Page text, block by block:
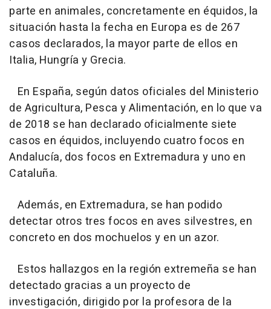
parte en animales, concretamente en équidos, la
situación hasta la fecha en Europa es de 267
casos declarados, la mayor parte de ellos en
Italia, Hungría y Grecia.
En España, según datos oficiales del Ministerio
de Agricultura, Pesca y Alimentación, en lo que va
de 2018 se han declarado oficialmente siete
casos en équidos, incluyendo cuatro focos en
Andalucía, dos focos en Extremadura y uno en
Cataluña.
Además, en Extremadura, se han podido
detectar otros tres focos en aves silvestres, en
concreto en dos mochuelos y en un azor.
Estos hallazgos en la región extremeña se han
detectado gracias a un proyecto de
investigación, dirigido por la profesora de la